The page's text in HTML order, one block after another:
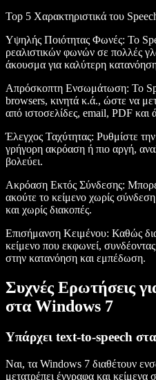
Top 5 Χαρακτηριστικά του
Υψηλής Ποιότητας Φωνές: Το
ρεαλιστικών φωνών σε πολλές
άκουσμα για καλύτερη
Απρόσκοπτη Ενσωμάτωση: Το
browsers, κινητά κ.ά., ώστε να
από ιστοσελίδες, email, PDF και
Έλεγχος Ταχύτητας: Ρυθμίστε
γρήγορη ακρόαση ή πιο αργή,
βολεύει.
Ακρόαση Εκτός Σύνδεσης:
ακούτε το κείμενο χωρίς
και χωρίς διακοπές.
Επισήμανση Κειμένου: Καθώς
κείμενο που εκφωνεί,
στην κατανόηση και εμπέδωση.
Συχνές Ερωτήσεις
στα Windows 7
Υπάρχει text-to-speech
Ναι, τα Windows 7 διαθέτουν
μετατρέπει έγγραφα και κείμενα